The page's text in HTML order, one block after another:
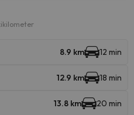
8.9 km 12 min
12.9 km 18 min
13.8 km 20 min